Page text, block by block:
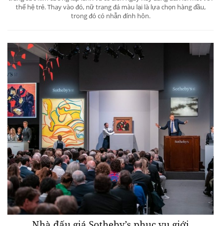
thế hệ trẻ. Thay vào đó, nữ trang đá màu lại là lựa chọn hàng đầu,
trong đó có nhẫn đính hôn.